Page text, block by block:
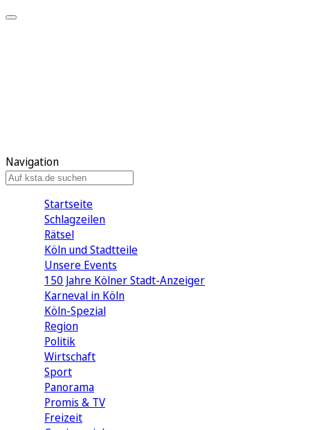
Navigation
Startseite
Schlagzeilen
Rätsel
Köln und Stadtteile
Unsere Events
150 Jahre Kölner Stadt-Anzeiger
Karneval in Köln
Köln-Spezial
Region
Politik
Wirtschaft
Sport
Panorama
Promis & TV
Freizeit